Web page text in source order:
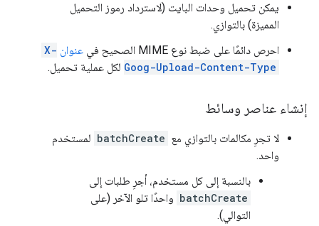
يمكن تحميل وحدات البايت (لاسترداد رموز التحميل
المميزة) بالتوازي.
احرص دائمًا على ضبط نوع MIME الصحيح في
عنوان X-
Goog-Upload-Content-Type لكل عملية تحميل.
إنشاء عناصر وسائط
لا تجرِ مكالمات بالتوازي مع batchCreate لمستخدم
واحد.
بالنسبة إلى كل مستخدم، أجرِ طلبات إلى
batchCreate واحدًا تلو الآخر (على
التوالي).